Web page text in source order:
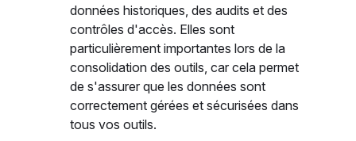
données historiques, des audits et des
contrôles d'accès. Elles sont
particulièrement importantes lors de la
consolidation des outils, car cela permet
de s'assurer que les données sont
correctement gérées et sécurisées dans
tous vos outils.